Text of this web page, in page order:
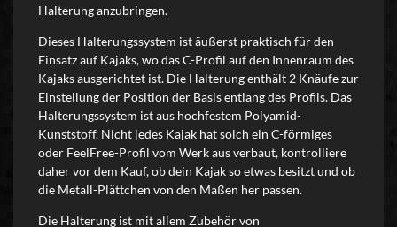
Halterung anzubringen.
Dieses Halterungssystem ist äußerst praktisch für den
Einsatz auf Kajaks, wo das C-Profil auf den Innenraum des
Kajaks ausgerichtet ist. Die Halterung enthält 2 Knäufe zur
Einstellung der Position der Basis entlang des Profils. Das
Halterungssystem ist aus hochfestem Polyamid-
Kunststoff. Nicht jedes Kajak hat solch ein C-förmiges
oder FeelFree-Profil vom Werk aus verbaut, kontrolliere
daher vor dem Kauf, ob dein Kajak so etwas besitzt und ob
die Metall-Plättchen von den Maßen her passen.
Die Halterung ist mit allem Zubehör von